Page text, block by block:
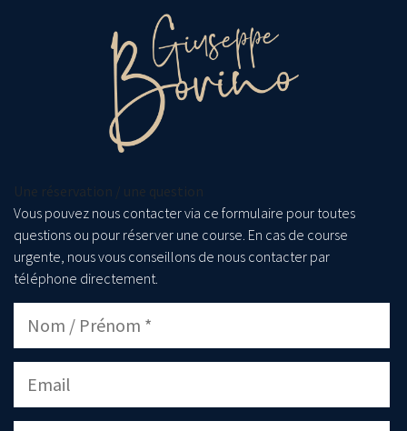
Une réservation / une question
Vous pouvez nous contacter via ce formulaire pour toutes
questions ou pour réserver une course. En cas de course
urgente, nous vous conseillons de nous contacter par
téléphone directement.